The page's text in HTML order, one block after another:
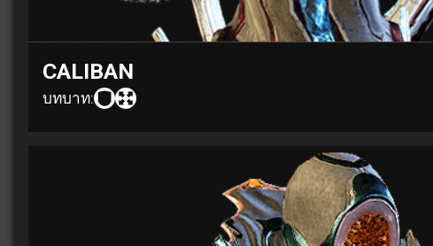
CALIBAN
บทบาท: